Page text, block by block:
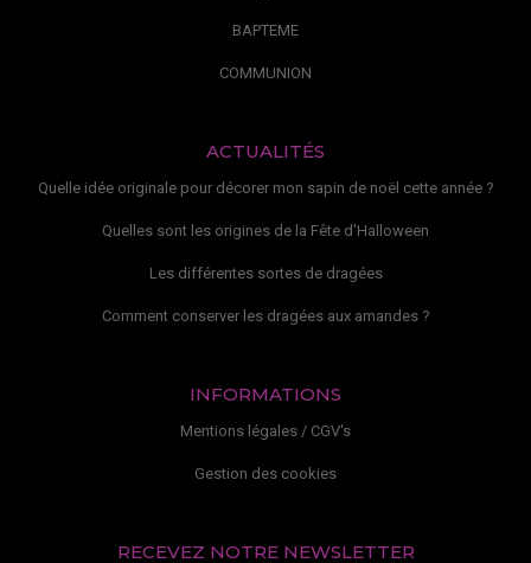
BAPTEME
COMMUNION
ACTUALITÉS
Quelle idée originale pour décorer mon sapin de noël cette année ?
Quelles sont les origines de la Fête d'Halloween
Les différentes sortes de dragées
Comment conserver les dragées aux amandes ?
INFORMATIONS
Mentions légales / CGV's
Gestion des cookies
RECEVEZ NOTRE NEWSLETTER